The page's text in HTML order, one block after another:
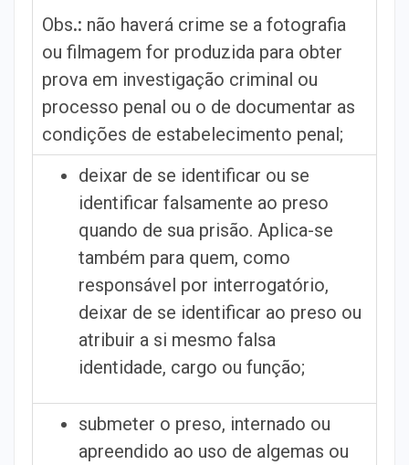
Obs.: não haverá crime se a fotografia
ou filmagem for produzida para obter
prova em investigação criminal ou
processo penal ou o de documentar as
condições de estabelecimento penal;
deixar de se identificar ou se
identificar falsamente ao preso
quando de sua prisão. Aplica-se
também para quem, como
responsável por interrogatório,
deixar de se identificar ao preso ou
atribuir a si mesmo falsa
identidade, cargo ou função;
submeter o preso, internado ou
apreendido ao uso de algemas ou